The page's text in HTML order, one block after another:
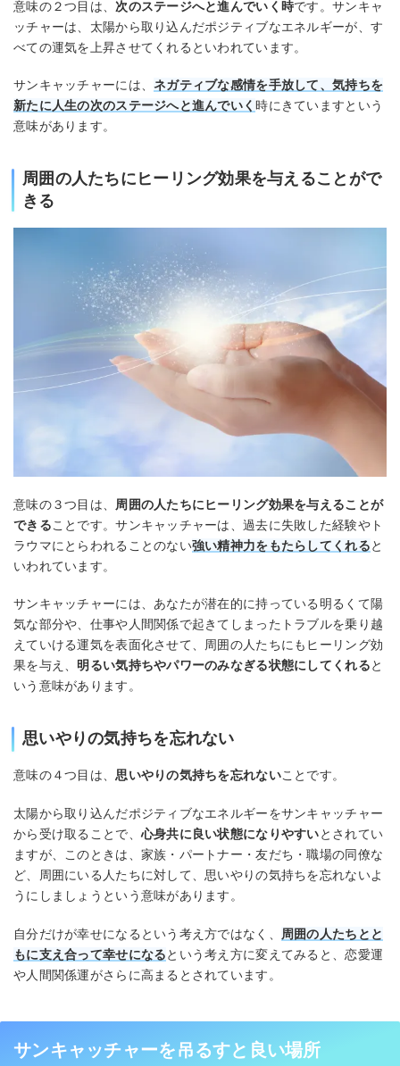
意味の２つ目は、次のステージへと進んでいく時です。サンキャ
ッチャーは、太陽から取り込んだポジティブなエネルギーが、す
べての運気を上昇させてくれるといわれています。
サンキャッチャーには、ネガティブな感情を手放して、気持ちを
新たに人生の次のステージへと進んでいく時にきていますという
意味があります。
周囲の人たちにヒーリング効果を与えることがで
きる
意味の３つ目は、 周囲の人たちにヒーリング効果を与えることが
できることです。サンキャッチャーは、過去に失敗した経験やト
ラウマにとらわれることのない強い精神力をもたらしてくれると
いわれています。
サンキャッチャーには、あなたが潜在的に持っている明るくて陽
気な部分や、仕事や人間関係で起きてしまったトラブルを乗り越
えていける運気を表面化させて、周囲の人たちにもヒーリング効
果を与え、 明るい気持ちやパワーのみなぎる状態にしてくれると
いう意味があります。
思いやりの気持ちを忘れない
意味の４つ目は、思いやりの気持ちを忘れないことです。
太陽から取り込んだポジティブなエネルギーをサンキャッチャー
から受け取ることで、 心身共に良い状態になりやすいとされてい
ますが、このときは、家族・パートナー・友だち・職場の同僚な
ど、周囲にいる人たちに対して、思いやりの気持ちを忘れないよ
うにしましょうという意味があります。
自分だけが幸せになるという考え方ではなく、 周囲の人たちとと
もに支え合って幸せになるという考え方に変えてみると、恋愛運
や人間関係運がさらに高まるとされています。
サンキャッチャーを吊るすと良い場所